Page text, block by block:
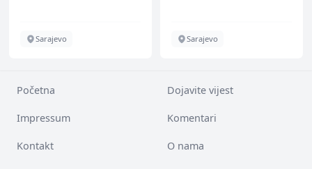
Sarajevo Sarajevo
Početna Dojavite vijest
Impressum Komentari
Kontakt O nama